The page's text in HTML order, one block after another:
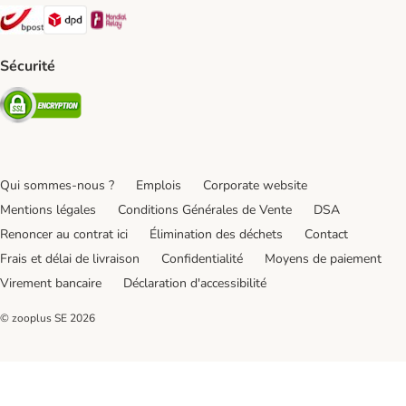
Bpost Shipping Method
DPD Shipping Method
Sécurité
Security
Qui sommes-nous ? Emplois
Corporate website
Mentions légales
Conditions Générales de Vente
DSA
Renoncer au contrat ici
Élimination des déchets
Contact
Frais et délai de livraison
Confidentialité
Moyens de paiement
Virement bancaire
Déclaration d'accessibilité
© zooplus SE 2026